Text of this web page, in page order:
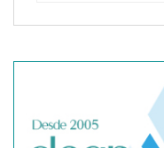
SegurChollo advierte
privado ante un